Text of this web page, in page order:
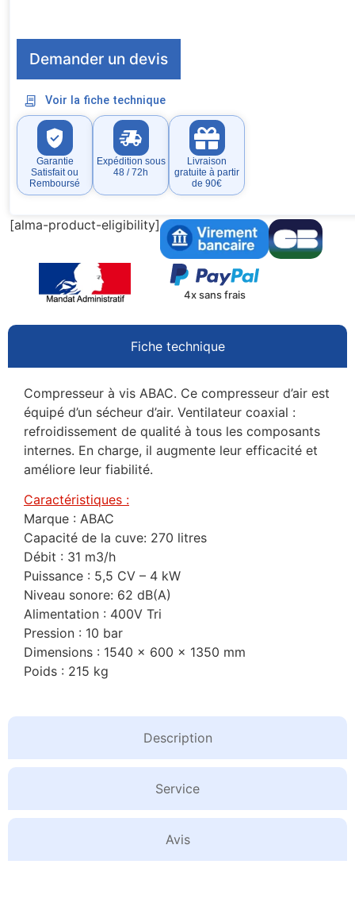
Demander un devis
Voir la fiche technique
Garantie
Satisfait ou
Remboursé
Expédition sous
48 / 72h
Livraison
gratuite à partir
de 90€
[alma-product-eligibility]
4x sans frais
Fiche technique
Description
Service
Avis
Compresseur à vis ABAC. Ce compresseur d’air est
équipé d’un sécheur d’air. Ventilateur coaxial :
refroidissement de qualité à tous les composants
internes. En charge, il augmente leur efficacité et
améliore leur fiabilité.
Caractéristiques :
Marque : ABAC
Capacité de la cuve: 270 litres
Débit : 31 m3/h
Puissance : 5,5 CV – 4 kW
Niveau sonore: 62 dB(A)
Alimentation : 400V Tri
Pression : 10 bar
Dimensions : 1540 x 600 x 1350 mm
Poids : 215 kg